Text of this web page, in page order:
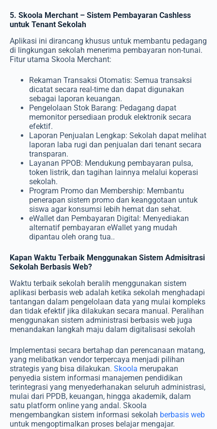
5. Skoola Merchant – Sistem Pembayaran Cashless
untuk Tenant Sekolah
Aplikasi ini dirancang khusus untuk membantu pedagang
di lingkungan sekolah menerima pembayaran non-tunai.
Fitur utama Skoola Merchant:
Rekaman Transaksi Otomatis: Semua transaksi
dicatat secara real-time dan dapat digunakan
sebagai laporan keuangan.
Pengelolaan Stok Barang: Pedagang dapat
memonitor persediaan produk elektronik secara
efektif.
Laporan Penjualan Lengkap: Sekolah dapat melihat
laporan laba rugi dan penjualan dari tenant secara
transparan.
Layanan PPOB: Mendukung pembayaran pulsa,
token listrik, dan tagihan lainnya melalui koperasi
sekolah.
Program Promo dan Membership: Membantu
penerapan sistem promo dan keanggotaan untuk
siswa agar konsumsi lebih hemat dan sehat.
eWallet dan Pembayaran Digital: Menyediakan
alternatif pembayaran eWallet yang mudah
dipantau oleh orang tua..
Kapan Waktu Terbaik Menggunakan Sistem Admisitrasi
Sekolah Berbasis Web?
Waktu terbaik sekolah beralih menggunakan sistem
aplikasi berbasis web adalah ketika sekolah menghadapi
tantangan dalam pengelolaan data yang mulai kompleks
dan tidak efektif jika dilakukan secara manual. Peralihan
menggunakan sistem administrasi berbasis web juga
menandakan langkah maju dalam digitalisasi sekolah
Implementasi secara bertahap dan perencanaan matang,
yang melibatkan vendor terpercaya menjadi pilihan
strategis yang bisa dilakukan. Skoola merupakan
penyedia sistem informasi manajemen pendidikan
terintegrasi yang menyederhanakan seluruh administrasi,
mulai dari PPDB, keuangan, hingga akademik, dalam
satu platform online yang andal. Skoola
mengembangkan sistem informasi sekolah berbasis web
untuk mengoptimalkan proses belajar mengajar.